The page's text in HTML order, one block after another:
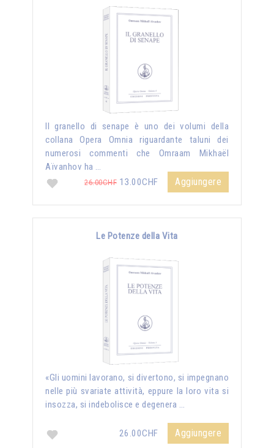
Il granello di senape è uno dei volumi della
collana Opera Omnia riguardante taluni dei
numerosi commenti che Omraam Mikhaël
Aïvanhov ha …
26.00CHF 13.00CHF Aggiungere
Le Potenze della Vita
«Gli uomini lavorano, si divertono, si impegnano
nelle più svariate attività, eppure la loro vita si
insozza, si indebolisce e degenera …
26.00CHF Aggiungere